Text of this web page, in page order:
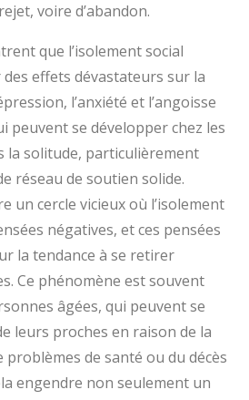
voire d’abandon.
que l’isolement social
effets dévastateurs sur la
l’anxiété et l’angoisse
peuvent se développer chez les
la solitude, particulièrement
réseau de soutien solide.
un cercle vicieux où l’isolement
négatives, et ces pensées
la tendance à se retirer
Ce phénomène est souvent
âgées, qui peuvent se
leurs proches en raison de la
de santé ou du décès
engendre non seulement un